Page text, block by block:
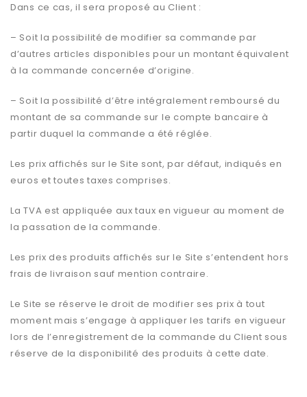
Dans ce cas, il sera proposé au Client :
– Soit la possibilité de modifier sa commande par
d’autres articles disponibles pour un montant équivalent
à la commande concernée d’origine.
– Soit la possibilité d’être intégralement remboursé du
montant de sa commande sur le compte bancaire à
partir duquel la commande a été réglée.
Les prix affichés sur le Site sont, par défaut, indiqués en
euros et toutes taxes comprises.
La TVA est appliquée aux taux en vigueur au moment de
la passation de la commande.
Les prix des produits affichés sur le Site s’entendent hors
frais de livraison sauf mention contraire.
Le Site se réserve le droit de modifier ses prix à tout
moment mais s’engage à appliquer les tarifs en vigueur
lors de l’enregistrement de la commande du Client sous
réserve de la disponibilité des produits à cette date.